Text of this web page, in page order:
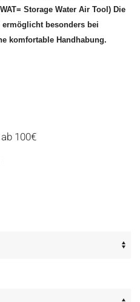
Storage Water Air Tool) Die
besonders bei
komfortable Handhabung.
100€